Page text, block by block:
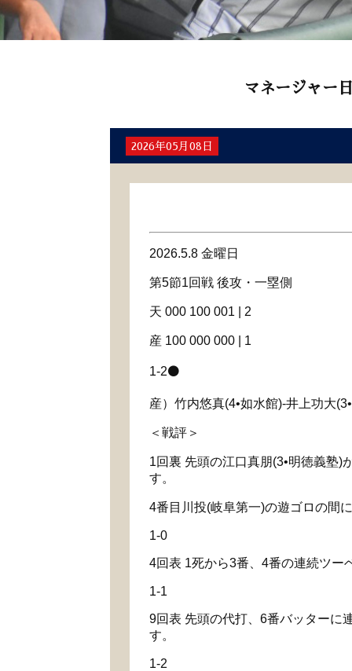
マネージャー
2026年05月08日
2026.5.8 金曜日
第5節1回戦 後攻・一塁側
天 000 100 001 | 2
産 100 000 000 | 1
1-2⚫️
産）竹内悠真(4•如水館)-井上功大
＜戦評＞
1回裏 先頭の江口真朋(3•明徳義塾)
す。
4番目川投(岐阜第一)の遊ゴロの間
1-0
4回表 1死から3番、4番の連続ツー
1-1
9回表 先頭の代打、6番バッターに
す。
1-2